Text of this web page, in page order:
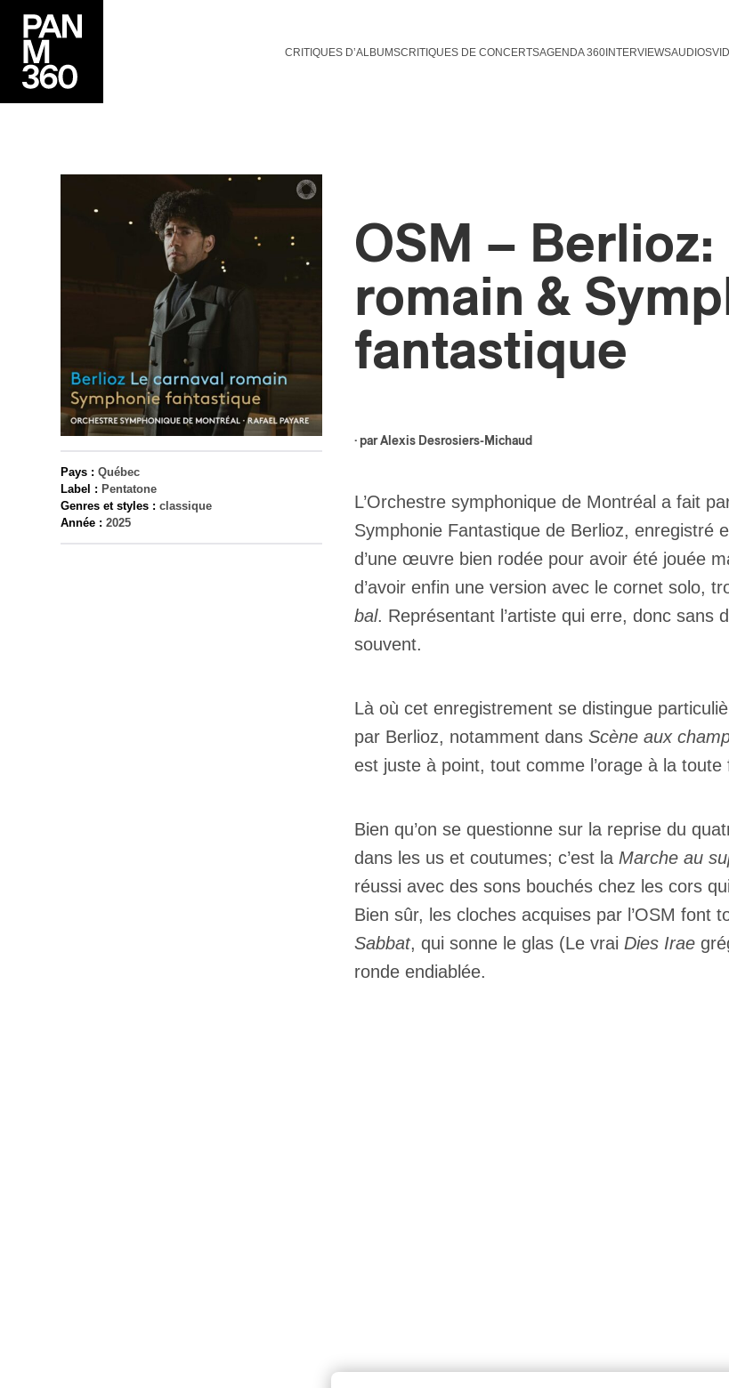
CRITIQUES D’ALBUMSCRITIQUES DE CONCERTSAGENDA 360INTERVIEWSAUDIOS
Pays : Québec
Label : Pentatone
Genres et styles : classique
Année : 2025
OSM – Berlioz:
romain &
fantastique
· parAlexis Desrosiers-Michaud
L’Orchestre symphonique de Montréal a fait
Symphonie Fantastique de Berlioz, enregistré
d’une œuvre bien rodée pour avoir été jouée
d’avoir enfin une version avec le cornet solo,
bal. Représentant l’artiste qui erre, donc sans
souvent.
Là où cet enregistrement se distingue
par Berlioz, notamment dans Scène aux
est juste à point, tout comme l’orage à la toute
Bien qu’on se questionne sur la reprise du
dans les us et coutumes; c’est la Marche au
réussi avec des sons bouchés chez les cors
Bien sûr, les cloches acquises par l’OSM font
Sabbat, qui sonne le glas (Le vrai Dies Irae
ronde endiablée.